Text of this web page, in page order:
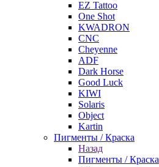
EZ Tattoo
One Shot
KWADRON
CNC
Cheyenne
ADF
Dark Horse
Good Luck
KIWI
Solaris
Object
Kartin
Пигменты / Краска
Назад
Пигменты / Краска